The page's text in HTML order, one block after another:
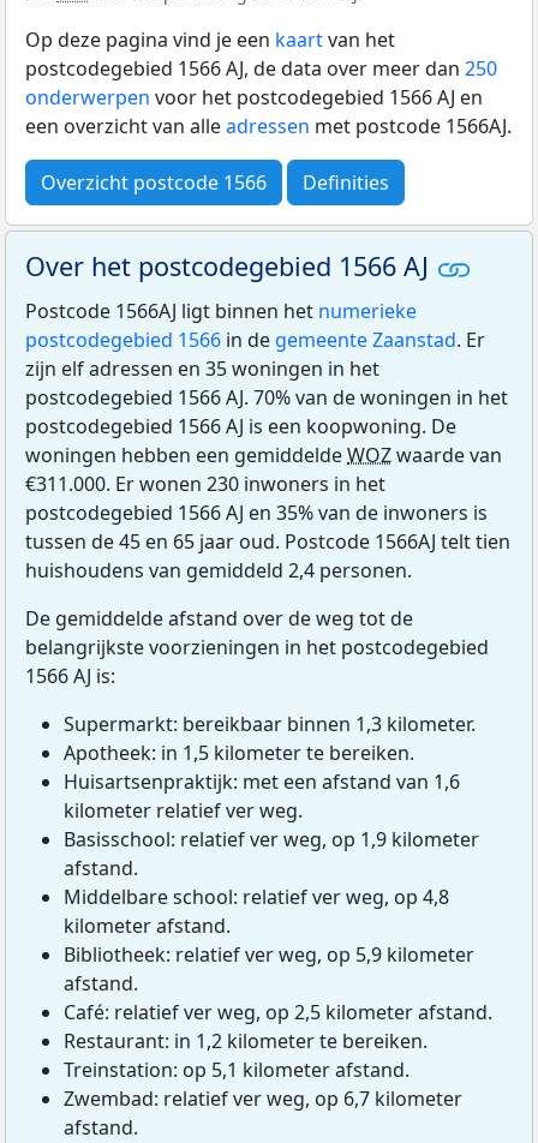
Op deze pagina vind je een kaartvan het
postcodegebied 1566 AJ, de data over meer dan 250
onderwerpen voor het postcodegebied 1566 AJ en
een overzicht van alleadressen met postcode 1566AJ.
Overzicht postcode 1566 Definities
Over het postcodegebied 1566 AJ
Postcode 1566AJ ligt binnen het numerieke
postcodegebied 1566 in de gemeente Zaanstad. Er
zijn elf adressen en 35 woningen in het
postcodegebied 1566 AJ. 70% van de woningen in het
postcodegebied 1566 AJ is een koopwoning. De
woningen hebben een gemiddeldeWOZwaarde van
€311.000. Er wonen 230 inwoners in het
postcodegebied 1566 AJ en 35% van de inwoners is
tussen de 45 en 65 jaar oud. Postcode 1566AJ telt tien
huishoudens van gemiddeld 2,4 personen.
De gemiddelde afstand over de weg tot de
belangrijkste voorzieningen in het postcodegebied
1566 AJ is:
Supermarkt: bereikbaar binnen 1,3 kilometer.
Apotheek: in 1,5 kilometer te bereiken.
Huisartsenpraktijk: met een afstand van 1,6
kilometer relatief ver weg.
Basisschool: relatief ver weg, op 1,9 kilometer
afstand.
Middelbare school: relatief ver weg, op 4,8
kilometer afstand.
Bibliotheek: relatief ver weg, op 5,9 kilometer
afstand.
Café: relatief ver weg, op 2,5 kilometer afstand.
Restaurant: in 1,2 kilometer te bereiken.
Treinstation: op 5,1 kilometer afstand.
Zwembad: relatief ver weg, op 6,7 kilometer
afstand.